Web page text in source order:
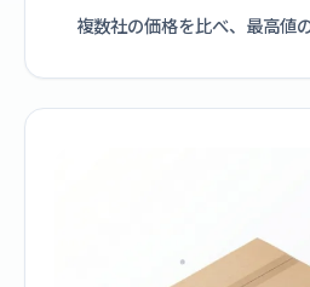
複数社の価格を比べ、最高値